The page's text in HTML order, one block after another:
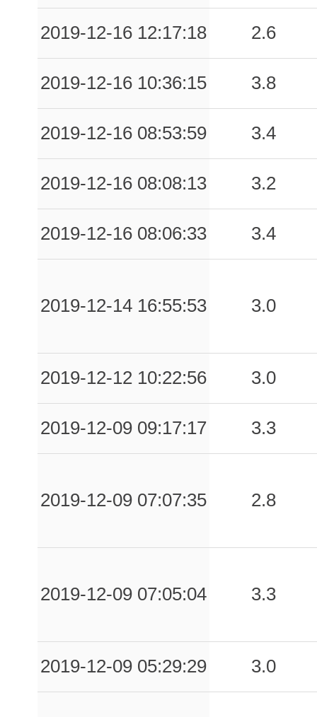
2019-12-16 12:17:18 2.6
2019-12-16 10:36:15 3.8
2019-12-16 08:53:59 3.4
2019-12-16 08:08:13 3.2
2019-12-16 08:06:33 3.4
2019-12-14 16:55:53 3.0
2019-12-12 10:22:56 3.0
2019-12-09 09:17:17 3.3
2019-12-09 07:07:35 2.8
2019-12-09 07:05:04 3.3
2019-12-09 05:29:29 3.0